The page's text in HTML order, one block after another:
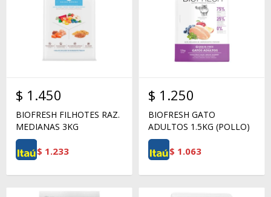
$ 1.450
BIOFRESH FILHOTES RAZ.
MEDIANAS 3KG
$ 1.233
$ 1.250
BIOFRESH GATO
ADULTOS 1.5KG (POLLO)
$ 1.063